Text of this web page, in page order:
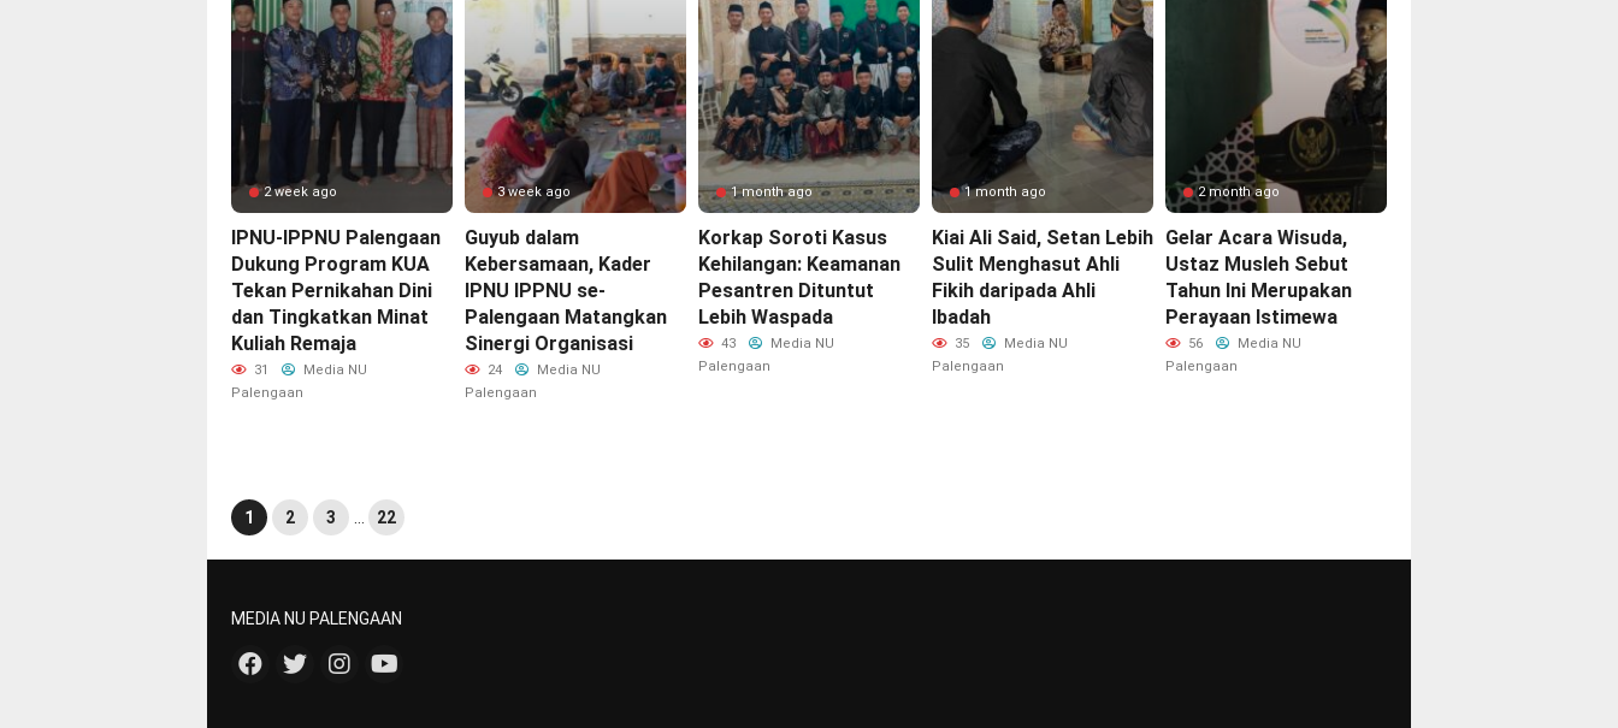
2 week ago
IPNU-IPPNU Palengaan
Dukung Program KUA
Tekan Pernikahan Dini
dan Tingkatkan Minat
Kuliah Remaja
31
Media NU
Palengaan
3 week ago
Guyub dalam
Kebersamaan, Kader
IPNU IPPNU se-
Palengaan Matangkan
Sinergi Organisasi
24
Media NU
Palengaan
1 month ago
Korkap Soroti Kasus
Kehilangan: Keamanan
Pesantren Dituntut
Lebih Waspada‎
43
Media NU
Palengaan
1 month ago
Kiai Ali Said, Setan Lebih
Sulit Menghasut Ahli
Fikih daripada Ahli
Ibadah
35
Media NU
Palengaan
2 month ago
Gelar Acara Wisuda,
Ustaz Musleh Sebut
Tahun Ini Merupakan
Perayaan Istimewa
56
Media NU
Palengaan
1 2 3 22
MEDIA NU PALENGAAN